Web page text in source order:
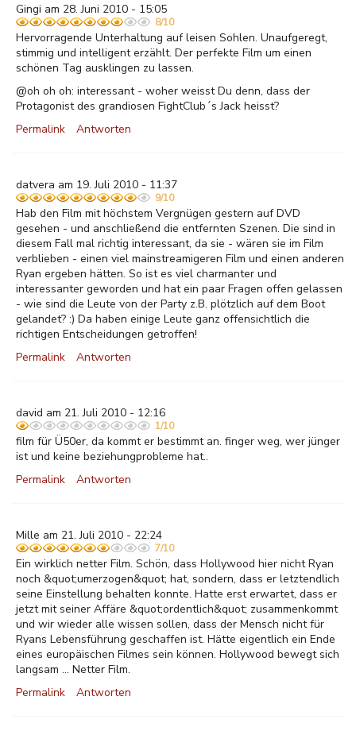
Gingi am 28. Juni 2010 - 15:05
8/10
Hervorragende Unterhaltung auf leisen Sohlen. Unaufgeregt,
stimmig und intelligent erzählt. Der perfekte Film um einen
schönen Tag ausklingen zu lassen.
@oh oh oh: interessant - woher weisst Du denn, dass der
Protagonist des grandiosen FightClub´s Jack heisst?
Permalink
Antworten
datvera am 19. Juli 2010 - 11:37
9/10
Hab den Film mit höchstem Vergnügen gestern auf DVD
gesehen - und anschließend die entfernten Szenen. Die sind in
diesem Fall mal richtig interessant, da sie - wären sie im Film
verblieben - einen viel mainstreamigeren Film und einen anderen
Ryan ergeben hätten. So ist es viel charmanter und
interessanter geworden und hat ein paar Fragen offen gelassen
- wie sind die Leute von der Party z.B. plötzlich auf dem Boot
gelandet? :) Da haben einige Leute ganz offensichtlich die
richtigen Entscheidungen getroffen!
Permalink
Antworten
david am 21. Juli 2010 - 12:16
1/10
film für Ü50er, da kommt er bestimmt an. finger weg, wer jünger
ist und keine beziehungprobleme hat..
Permalink
Antworten
Mille am 21. Juli 2010 - 22:24
7/10
Ein wirklich netter Film. Schön, dass Hollywood hier nicht Ryan
noch &quot;umerzogen&quot; hat, sondern, dass er letztendlich
seine Einstellung behalten konnte. Hatte erst erwartet, dass er
jetzt mit seiner Affäre &quot;ordentlich&quot; zusammenkommt
und wir wieder alle wissen sollen, dass der Mensch nicht für
Ryans Lebensführung geschaffen ist. Hätte eigentlich ein Ende
eines europäischen Filmes sein können. Hollywood bewegt sich
langsam ... Netter Film.
Permalink
Antworten